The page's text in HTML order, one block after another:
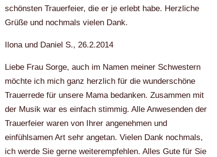
schönsten Trauerfeier, die er je erlebt habe. Herzliche
Grüße und nochmals vielen Dank.
Ilona und Daniel S., 26.2.2014
Liebe Frau Sorge, auch im Namen meiner Schwestern
möchte ich mich ganz herzlich für die wunderschöne
Trauerrede für unsere Mama bedanken. Zusammen mit
der Musik war es einfach stimmig. Alle Anwesenden der
Trauerfeier waren von Ihrer angenehmen und
einfühlsamen Art sehr angetan. Vielen Dank nochmals,
ich werde Sie gerne weiterempfehlen. Alles Gute für Sie